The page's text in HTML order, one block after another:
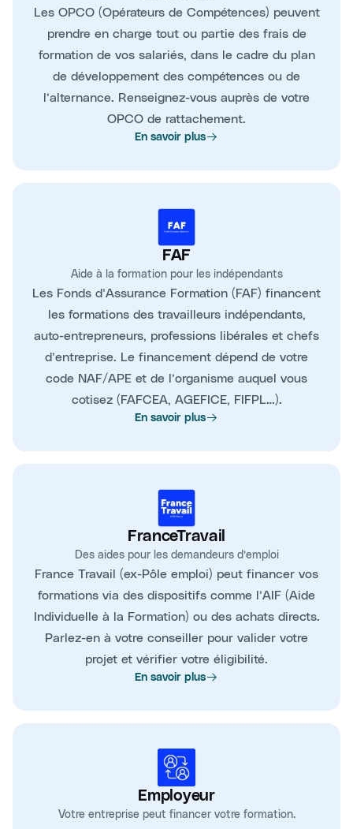
Les OPCO (Opérateurs de Compétences) peuvent
prendre en charge tout ou partie des frais de
formation de vos salariés, dans le cadre du plan
de développement des compétences ou de
l’alternance. Renseignez-vous auprès de votre
OPCO de rattachement.
En savoir plus
FAF
Aide à la formation pour les indépendants
Les Fonds d’Assurance Formation (FAF) financent
les formations des travailleurs indépendants,
auto-entrepreneurs, professions libérales et chefs
d’entreprise. Le financement dépend de votre
code NAF/APE et de l’organisme auquel vous
cotisez (FAFCEA, AGEFICE, FIFPL…).
En savoir plus
FranceTravail
Des aides pour les demandeurs d’emploi
France Travail (ex-Pôle emploi) peut financer vos
formations via des dispositifs comme l’AIF (Aide
Individuelle à la Formation) ou des achats directs.
Parlez-en à votre conseiller pour valider votre
projet et vérifier votre éligibilité.
En savoir plus
Employeur
Votre entreprise peut financer votre formation.